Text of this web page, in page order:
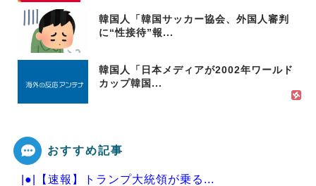
韓国人「韓国サッカー協会、外国人審判
に“性接待”報...
韓国人「日本メディアが2002年ワールド
カップ韓国...
おすすめ記事
|●|【速報】トランプ大統領が乗る...